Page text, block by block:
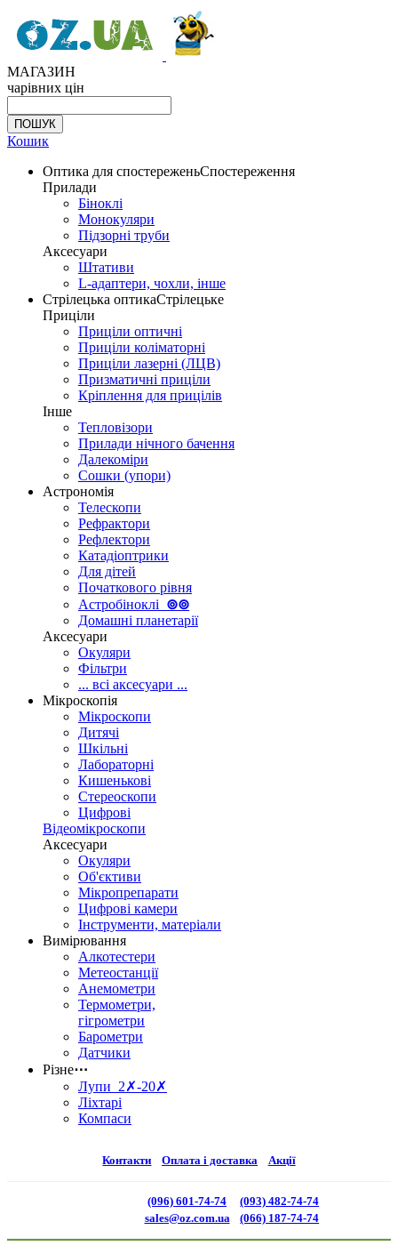
МАГАЗИН
чарівних цін
Кошик
Оптика для спостереженьСпостереження
Прилади
Біноклі
Монокуляри
Підзорні труби
Аксесуари
Штативи
L-адаптери, чохли, інше
Стрілецька оптикаСтрілецьке
Приціли
Приціли оптичні
Приціли коліматорні
Приціли лазерні (ЛЦВ)
Призматичні приціли
Кріплення для прицілів
Інше
Тепловізори
Прилади нічного бачення
Далекоміри
Сошки (упори)
Астрономія
Телескопи
Рефрактори
Рефлектори
Катадіоптрики
Для дітей
Початкового рівня
Астробіноклі ⊚⊚
Домашні планетарії
Аксесуари
Окуляри
Фільтри
... всі аксесуари ...
Мікроскопія
Мікроскопи
Дитячі
Шкільні
Лабораторні
Кишенькові
Стереоскопи
Цифрові
Відеомікроскопи
Аксесуари
Окуляри
Об'єктиви
Мікропрепарати
Цифрові камери
Інструменти, матеріали
Вимірювання
Алкотестери
Метеостанції
Анемометри
Термометри,
гігрометри
Барометри
Датчики
Різне⋯
Лупи 2✗-20✗
Ліхтарі
Компаси
Контакти Оплата і доставка Акції
(096) 601-74-74
sales@oz.com.ua
(093) 482-74-74
(066) 187-74-74